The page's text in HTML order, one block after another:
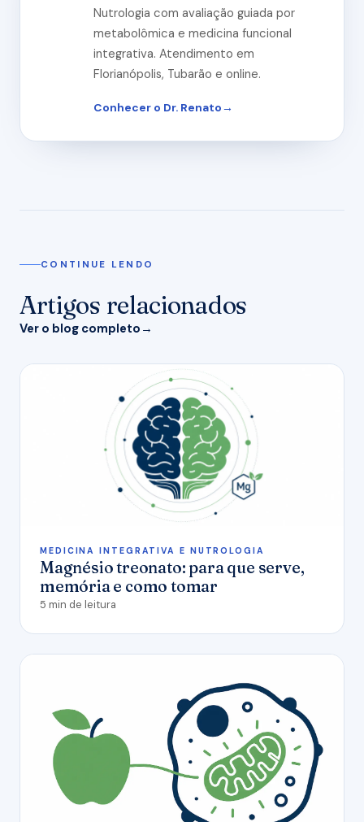
Nutrologia com avaliação guiada por
metabolômica e medicina funcional
integrativa. Atendimento em
Florianópolis, Tubarão e online.
Conhecer o Dr. Renato
CONTINUE LENDO
Artigos relacionados
Ver o blog completo
MEDICINA INTEGRATIVA E NUTROLOGIA
Magnésio treonato: para que serve,
memória e como tomar
5 min de leitura